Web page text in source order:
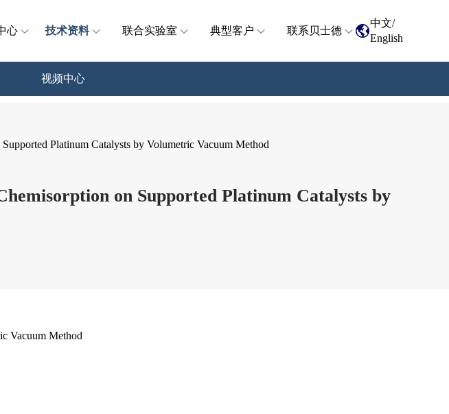
心 技术资料 联合实验室 典型客户 联系贝士德
中文/
English
视频中心
Platinum Catalysts by Volumetric Vacuum Method
on Supported Platinum Catalysts by
Vacuum Method